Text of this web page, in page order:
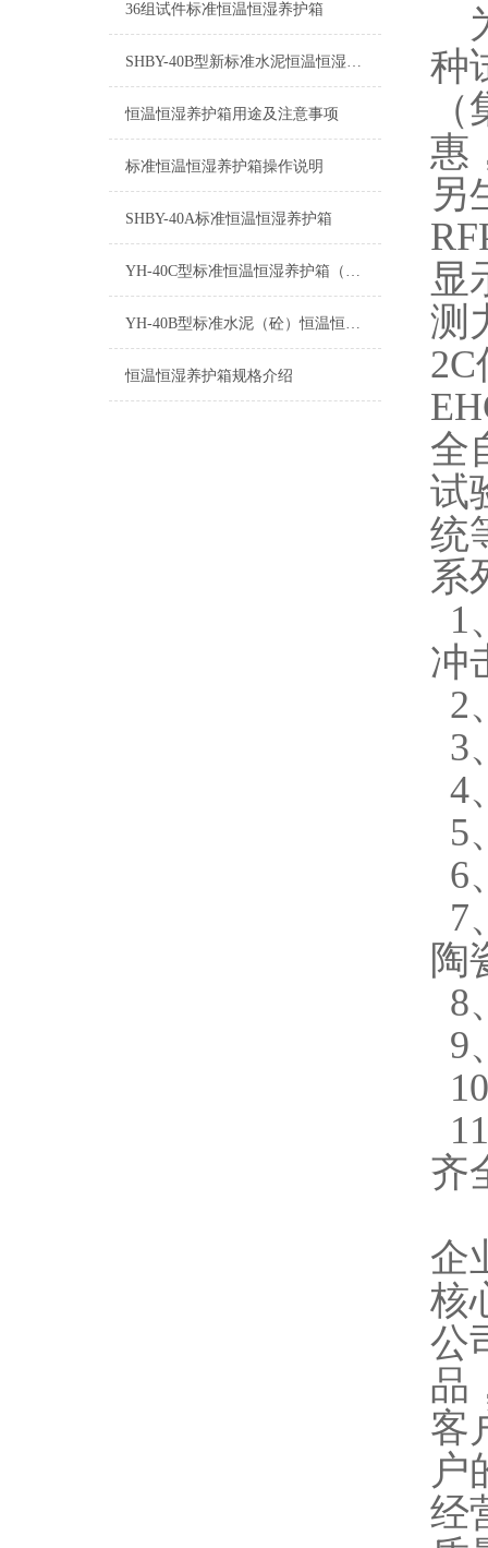
36组试件标准恒温恒湿养护箱
SHBY-40B型新标准水泥恒温恒湿养护箱安装说明
恒温恒湿养护箱用途及注意事项
标准恒温恒湿养护箱操作说明
SHBY-40A标准恒温恒湿养护箱
YH-40C型标准恒温恒湿养护箱（带打印功能）
YH-40B型标准水泥（砼）恒温恒湿养护箱常见故障及排除方法
恒温恒湿养护箱规格介绍
种
惠
另
显
测
全
试
统
系
1
冲
2
3
4
5
6
7
陶
8
9
齐
企
核
公
品
客
户
经